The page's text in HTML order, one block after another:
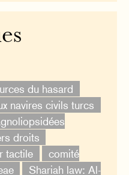
du hasard
navires civils turcs
droits
tactile
comité
Shariah law: Al-